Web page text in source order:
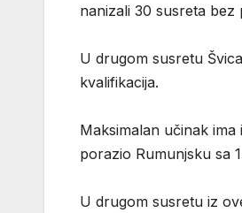
nanizali 30 susreta bez
U drugom susretu
kvalifikacija.
Maksimalan učinak
porazio Rumunjsku sa
U drugom susretu iz